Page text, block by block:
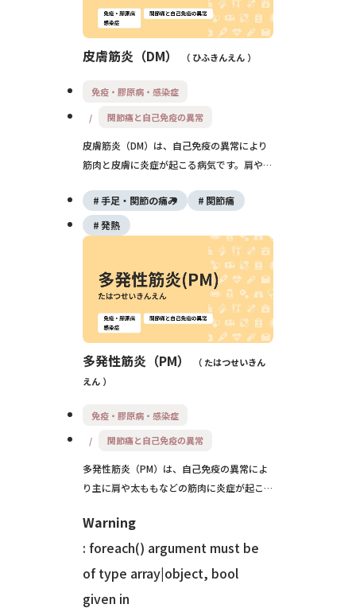
皮膚筋炎（DM） ひふきんえん
免疫・膠原病・感染症
関節痛と自己免疫の異常
皮膚筋炎（DM）は、自己免疫の異常により
筋肉と皮膚に炎症が起こる病気です。肩や太
いった筋力低下と、まぶたの紫色の発疹や指
の関節の赤いブツブツなどの特徴的な皮疹が
みられます。間質性肺炎や悪性腫瘍を合併す
ることもあるため、早期診断と適切な治療が
重要です。
手足・関節の痛み
関節痛
発熱
多発性筋炎（PM）
たはつせいきん
えん
免疫・膠原病・感染症
関節痛と自己免疫の異常
多発性筋炎（PM）は、自己免疫の異常によ
り主に肩や太ももなどの筋肉に炎症が起こ
り下りや立ち上がりがつらくなり、間質性肺
炎などの合併もあるため、早期診断とステロ
切です。
Warning
: foreach() argument must be
of type array|object, bool
given in